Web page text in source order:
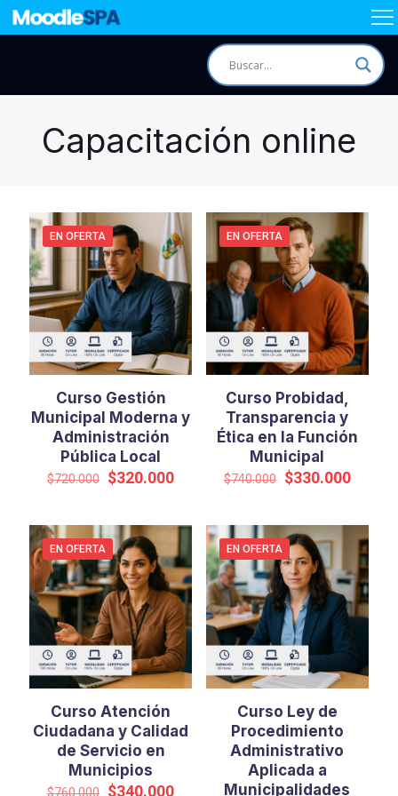
Capacitación online
EN OFERTA
Curso Gestión
Municipal Moderna y
Administración
Pública Local
$720.000 El
era:
$720.000.
$320.000El
es:
$320.000.
EN OFERTA
Curso Probidad,
Transparencia y
Ética en la Función
Municipal
$740.000 El
era:
$740.000.
$330.000El
es:
EN OFERTA
Curso Atención
Ciudadana y Calidad
de Servicio en
Municipios
$760.000 El
$340.000El
EN OFERTA
Curso Ley de
Procedimiento
Administrativo
Aplicada a
Municipalidades